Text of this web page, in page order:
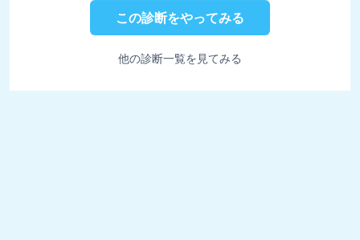
この診断をやってみる
他の診断一覧を見てみる